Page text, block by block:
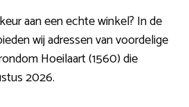
aan een echte winkel? In de
wij adressen van voordelige
Hoeilaart (1560) die
2026.